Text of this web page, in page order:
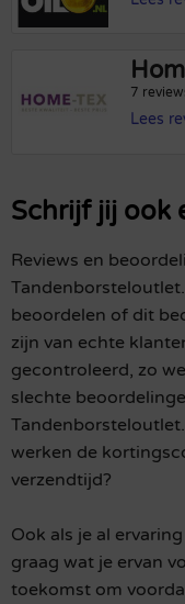
7
Lees
Schrijf jij ook
Reviews en
beoordelen of dit
zijn van echte
gecontroleerd, zo
slechte
werken de
verzendtijd?
Ook als je al
graag wat je ervan
toekomst om